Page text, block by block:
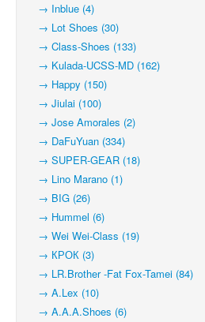
→ Inblue (4)
→ Lot Shoes (30)
→ Class-Shoes (133)
→ Kulada-UCSS-MD (162)
→ Happy (150)
→ Jiulai (100)
→ Jose Amorales (2)
→ DaFuYuan (334)
→ SUPER-GEAR (18)
→ Lino Marano (1)
→ BIG (26)
→ Hummel (6)
→ Wei Wei-Class (19)
→ КРОК (3)
→ LR.Brother -Fat Fox-Tamei (84)
→ A.Lex (10)
→ A.A.A.Shoes (6)